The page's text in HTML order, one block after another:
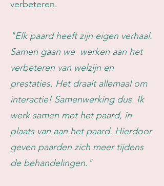
verbeteren.
"Elk paard heeft zijn eigen verhaal.
Samen gaan we werken aan het
verbeteren van welzijn en
prestaties. ​Het draait allemaal om
interactie! Samenwerking dus. Ik
werk samen met het paard, in
plaats van aan het paard. Hierdoor
geven paarden zich meer tijdens
de behandelingen."